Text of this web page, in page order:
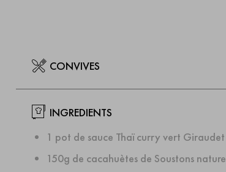
CONVIVES
INGREDIENTS
1 pot de sauce Thaï curry vert Giraudet
150g de cacahuètes de Soustons nature